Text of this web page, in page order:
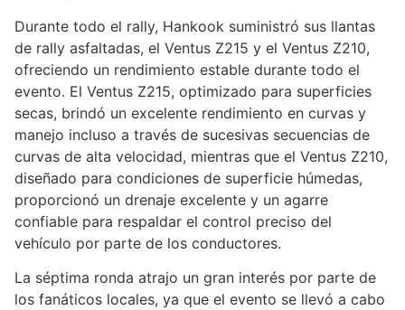
Durante todo el rally, Hankook suministró sus llantas
de rally asfaltadas, el Ventus Z215 y el Ventus Z210,
ofreciendo un rendimiento estable durante todo el
evento. El Ventus Z215, optimizado para superficies
secas, brindó un excelente rendimiento en curvas y
manejo incluso a través de sucesivas secuencias de
curvas de alta velocidad, mientras que el Ventus Z210,
diseñado para condiciones de superficie húmedas,
proporcionó un drenaje excelente y un agarre
confiable para respaldar el control preciso del
vehículo por parte de los conductores.
La séptima ronda atrajo un gran interés por parte de
los fanáticos locales, ya que el evento se llevó a cabo